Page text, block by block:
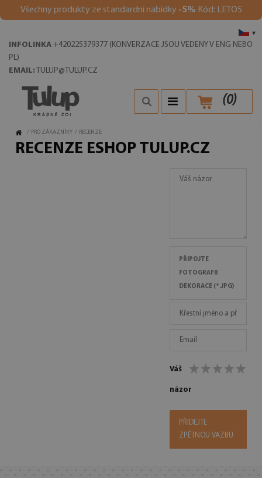
Všechny produkty ze standardní nabídky -5% Kód: LETO5
▾
INFOLINKA +420225379377 (KONVERZACE JSOU VEDENY V ENG NEBO
PL)
EMAIL: TULUP@TULUP.CZ
(0)
/ PRO ZÁKAZNÍKY / RECENZE
RECENZE ESHOP TULUP.CZ
PŘIPOJTE
FOTOGRAFII
DEKORACE (*.JPG)
Váš
názor
PŘIDEJTE
ZPĚTNOU VAZBU